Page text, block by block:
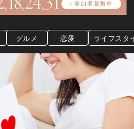
グルメ 恋愛 ライフスタ